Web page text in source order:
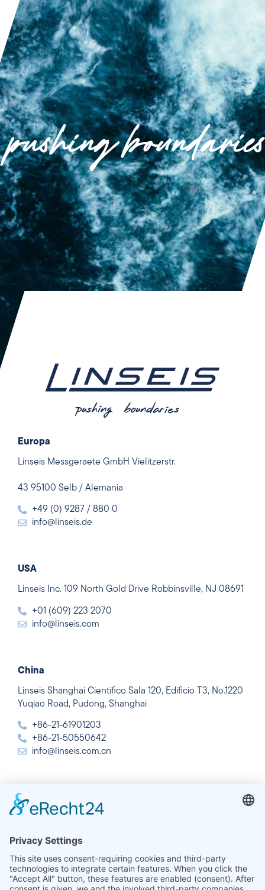
Europa
Linseis Messgeraete GmbH Vielitzerstr.
43 95100 Selb / Alemania
+49 (0) 9287 / 880 0
info@linseis.de
USA
Linseis Inc. 109 North Gold Drive Robbinsville, NJ 08691
+01 (609) 223 2070
info@linseis.com
China
Linseis Shanghai Científico Sala 120, Edificio T3, No.1220
Yuqiao Road, Pudong, Shanghai
+86-21-61901203
+86-21-50550642
info@linseis.com.cn
India
Delhi
+91-11-42883851
sales@linseis.in